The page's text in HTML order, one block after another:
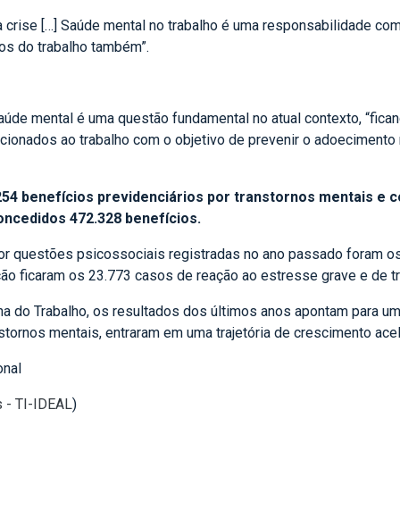
crise […] Saúde mental no trabalho é uma responsabilidade
do trabalho também”.
mental é uma questão fundamental no atual contexto,
ao trabalho com o objetivo de prevenir o
benefícios previdenciários por transtornos mentais e
472.328 benefícios.
questões psicossociais registradas no ano passado foram
ficaram os 23.773 casos de reação ao estresse grave e de
do Trabalho, os resultados dos últimos anos apontam para
mentais, entraram em uma trajetória de crescimento
- TI-IDEAL)